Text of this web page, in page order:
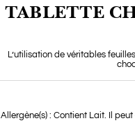
TABLETTE
L’utilisation de véritables
Allergène(s) : Contient Lait. Il